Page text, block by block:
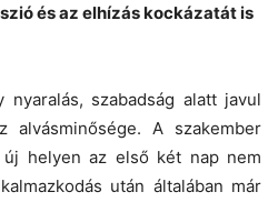
és az elhízás kockázatát is
szabadság alatt javul
alvásminősége. A szakember
helyen az első két nap nem
után általában már